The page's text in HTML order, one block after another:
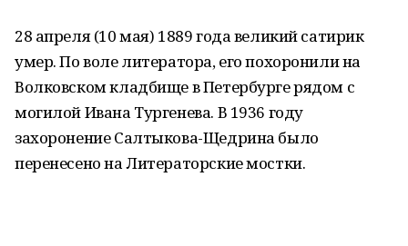
28 апреля (10 мая) 1889 года великий сатирик
умер. По воле литератора, его похоронили на
Волковском кладбище в Петербурге рядом с
могилой Ивана Тургенева. В 1936 году
захоронение Салтыкова-Щедрина было
перенесено на Литераторские мостки.